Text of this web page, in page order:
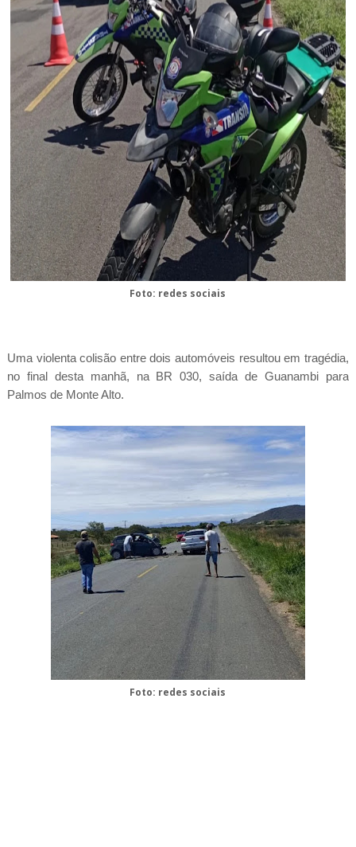
Foto: redes sociais
Uma violenta colisão entre dois automóveis resultou em tragédia,
no final desta manhã, na BR 030, saída de Guanambi para
Palmos de Monte Alto.
Foto: redes sociais